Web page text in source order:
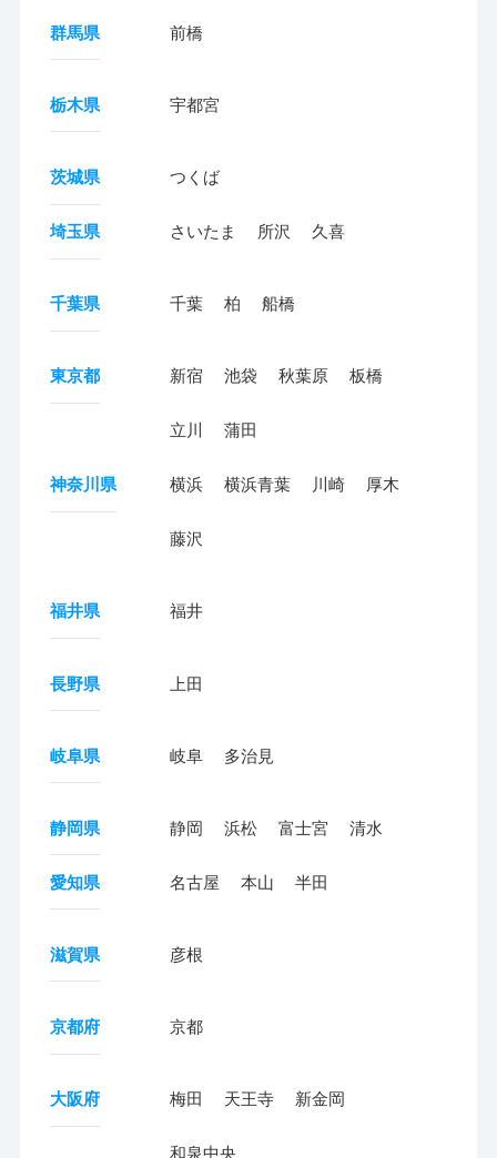
群馬県 前橋
栃木県 宇都宮
茨城県 つくば
埼玉県 さいたま 所沢 久喜
千葉県 千葉 柏 船橋
東京都 新宿 池袋 秋葉原 板橋
立川 蒲田
神奈川県 横浜 横浜青葉 川崎 厚木
藤沢
福井県 福井
長野県 上田
岐阜県 岐阜 多治見
静岡県 静岡 浜松 富士宮 清水
愛知県 名古屋 本山 半田
滋賀県 彦根
京都府 京都
大阪府 梅田 天王寺 新金岡
和泉中央